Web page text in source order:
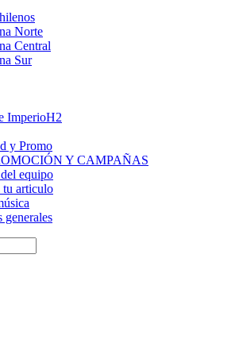
Norte
Central
Sur
ImperioH2
y Promo
Y CAMPAÑAS
equipo
tu articulo
generales